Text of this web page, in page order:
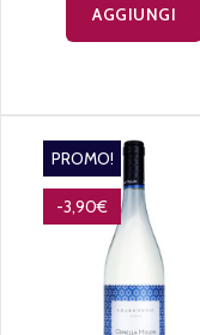
AGGIUNGI
PROMO!
-3,90€